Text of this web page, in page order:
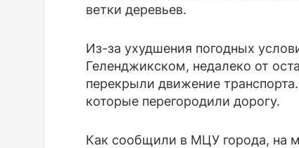
ветки деревьев.
Из-за ухудшения погодных
Геленджикском, недалеко от
перекрыли движение
которые перегородили дорогу.
Как сообщили в МЦУ города, на